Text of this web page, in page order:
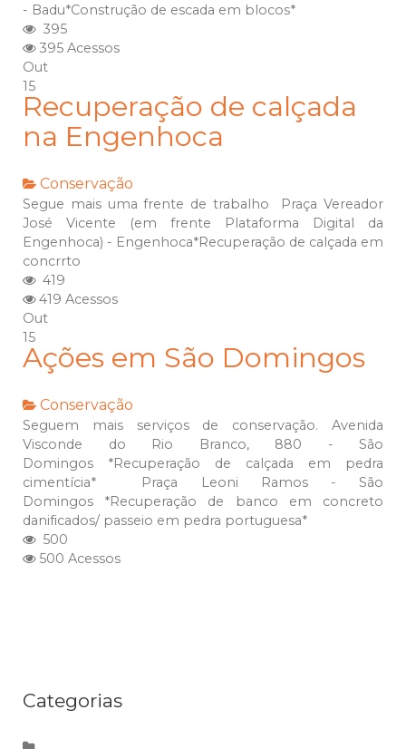
- Badu*Construção de escada em blocos*
395
395 Acessos
Out
15
Recuperação de calçada
na Engenhoca
Conservação
Segue mais uma frente de trabalho Praça Vereador
José Vicente (em frente Plataforma Digital da
Engenhoca) - Engenhoca*Recuperação de calçada em
concrrto
419
419 Acessos
Out
15
Ações em São Domingos
Conservação
Seguem mais serviços de conservação. Avenida
Visconde do Rio Branco, 880 - São
Domingos *Recuperação de calçada em pedra
cimentícia* Praça Leoni Ramos - São
Domingos *Recuperação de banco em concreto
danificados/ passeio em pedra portuguesa*
500
500 Acessos
Categorias